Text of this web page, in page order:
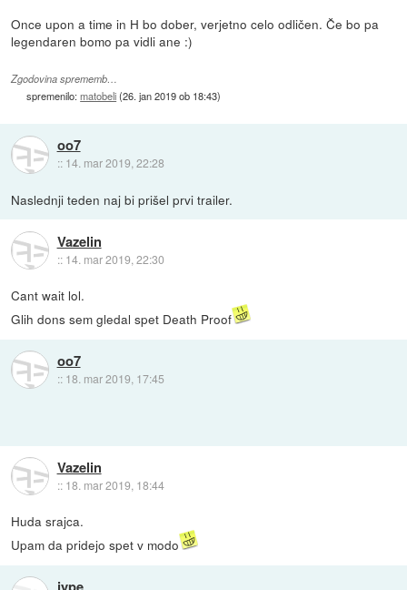
Once upon a time in H bo dober, verjetno celo odličen. Če bo pa
legendaren bomo pa vidli ane :)
Zgodovina sprememb…
spremenilo:matobeli(26. jan 2019 ob 18:43)
oo7
:: 14. mar 2019, 22:28
Naslednji teden naj bi prišel prvi trailer.
Vazelin
:: 14. mar 2019, 22:30
Cant wait lol.
Glih dons sem gledal spet Death Proof
oo7
:: 18. mar 2019, 17:45
Vazelin
:: 18. mar 2019, 18:44
Huda srajca.
Upam da pridejo spet v modo